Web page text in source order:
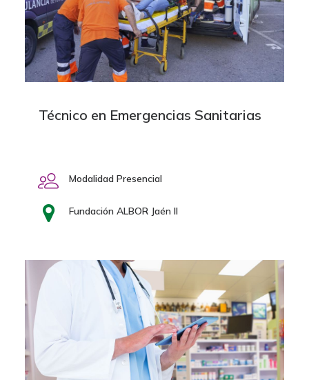
Técnico en Emergencias Sanitarias
Modalidad Presencial
Fundación ALBOR Jaén II